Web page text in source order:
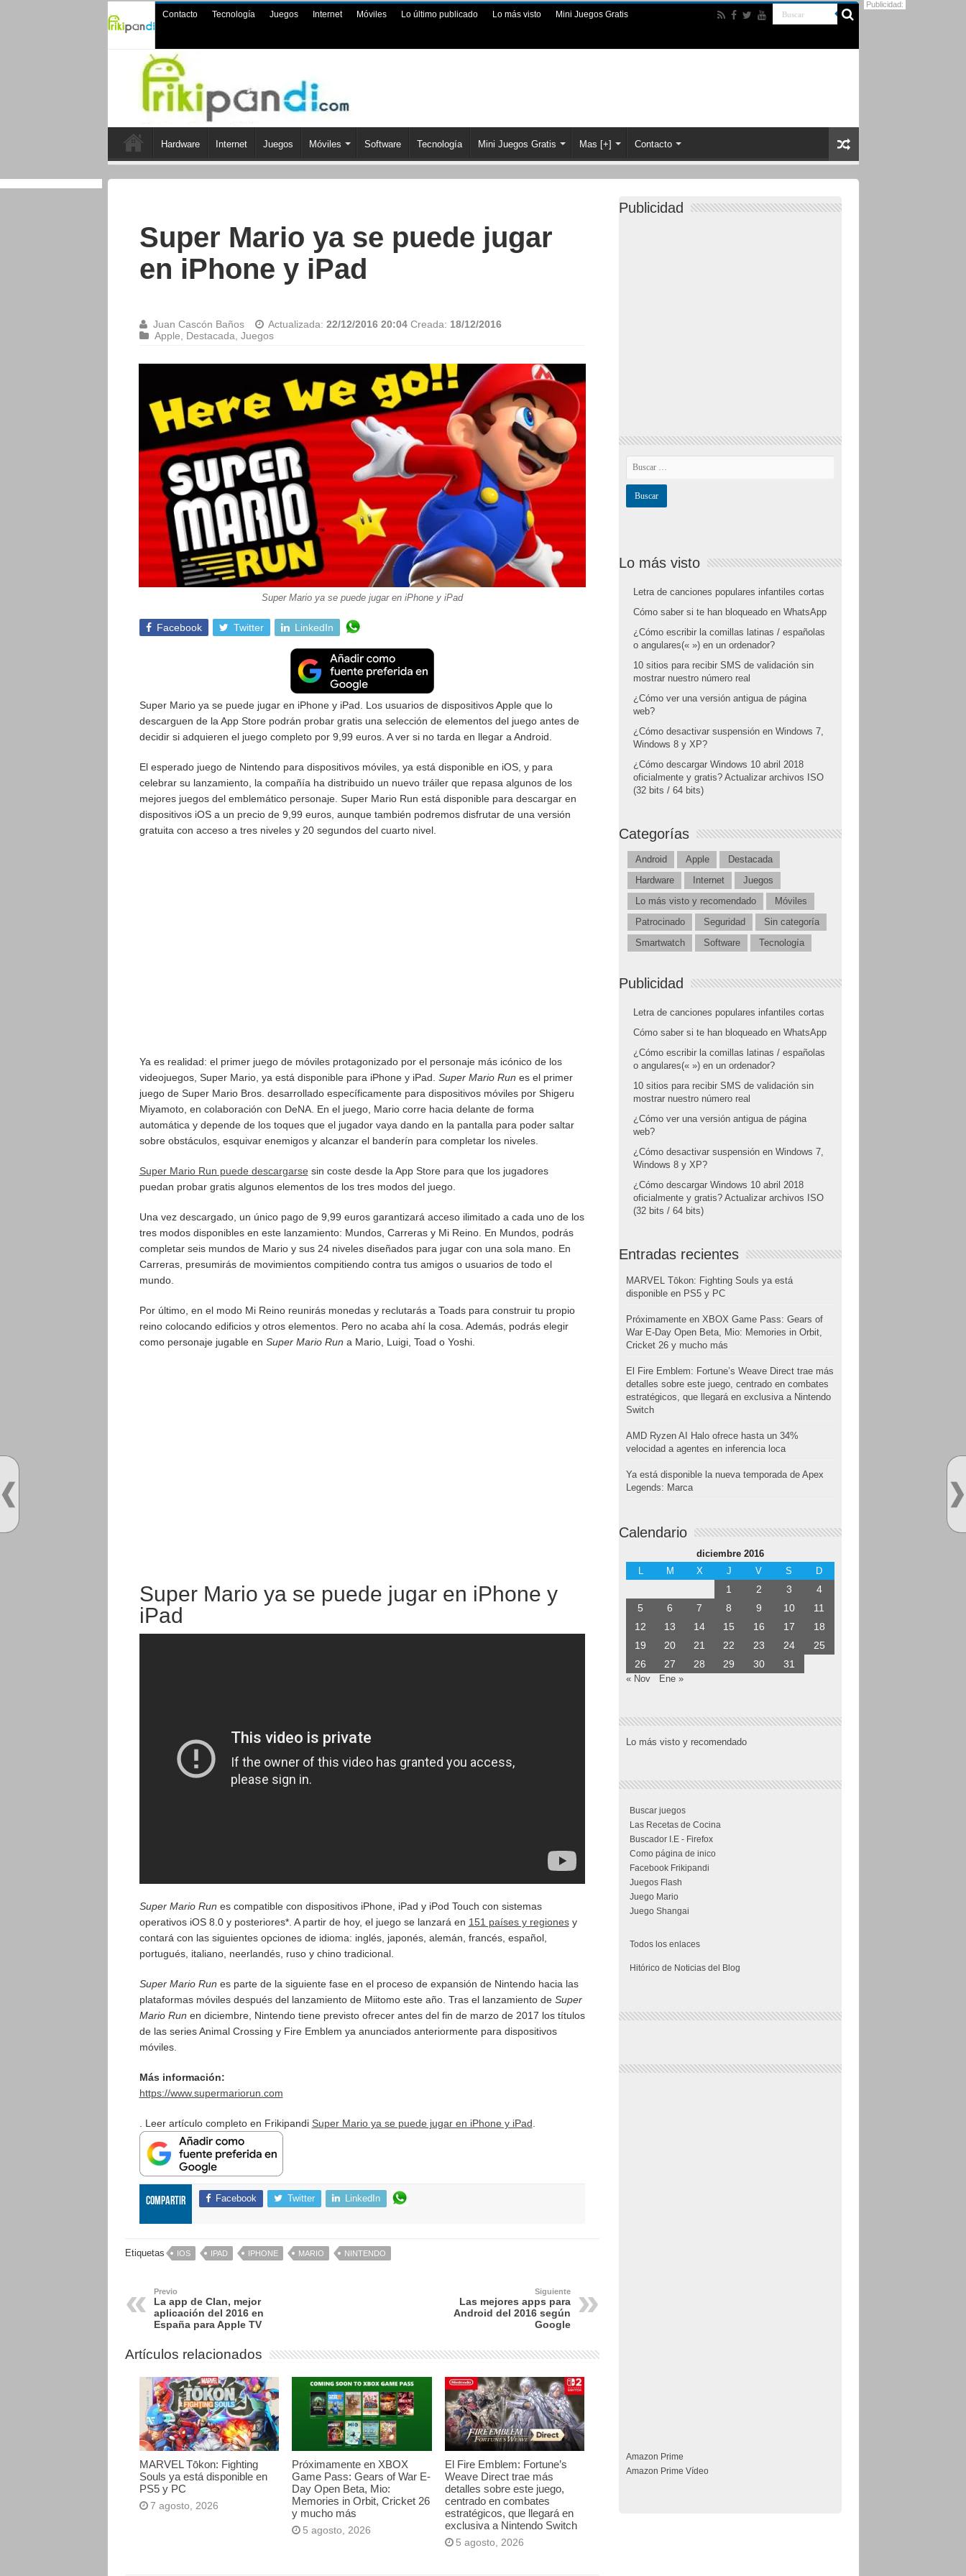
Contacto Tecnología Juegos Internet Móviles Lo último publicado Lo más visto Mini Juegos Gratis
Hardware Internet Juegos Móviles Software Tecnología Mini Juegos Gratis Mas [+] Contacto
Super Mario ya se puede jugar
en iPhone y iPad
Juan Cascón Baños Actualizada: 22/12/2016 20:04 Creada: 18/12/2016
Apple
Destacada Juegos
Super Mario ya se puede jugar en iPhone y iPad
Facebook Twitter LinkedIn
Super Mario ya se puede jugar en iPhone y iPad. Los usuarios de dispositivos Apple que lo
descarguen de la App Store podrán probar gratis una selección de elementos del juego antes de
decidir si adquieren el juego completo por 9,99 euros. A ver si no tarda en llegar a Android.
El esperado juego de Nintendo para dispositivos móviles, ya está disponible en iOS, y para
celebrar su lanzamiento, la compañía ha distribuido un nuevo tráiler que repasa algunos de los
mejores juegos del emblemático personaje. Super Mario Run está disponible para descargar en
dispositivos iOS a un precio de 9,99 euros, aunque también podremos disfrutar de una versión
gratuita con acceso a tres niveles y 20 segundos del cuarto nivel.
Ya es realidad: el primer juego de móviles protagonizado por el personaje más icónico de los
videojuegos, Super Mario, ya está disponible para iPhone y iPad. Super Mario Run es el primer
juego de Super Mario Bros. desarrollado específicamente para dispositivos móviles por Shigeru
Miyamoto, en colaboración con DeNA. En el juego, Mario corre hacia delante de forma
automática y depende de los toques que el jugador vaya dando en la pantalla para poder saltar
sobre obstáculos, esquivar enemigos y alcanzar el banderín para completar los niveles.
Super Mario Run puede descargarse sin coste desde la App Store para que los jugadores
puedan probar gratis algunos elementos de los tres modos del juego.
Una vez descargado, un único pago de 9,99 euros garantizará acceso ilimitado a cada uno de los
tres modos disponibles en este lanzamiento: Mundos, Carreras y Mi Reino. En Mundos, podrás
completar seis mundos de Mario y sus 24 niveles diseñados para jugar con una sola mano. En
Carreras, presumirás de movimientos compitiendo contra tus amigos o usuarios de todo el
mundo.
Por último, en el modo Mi Reino reunirás monedas y reclutarás a Toads para construir tu propio
reino colocando edificios y otros elementos. Pero no acaba ahí la cosa. Además, podrás elegir
como personaje jugable en Super Mario Run a Mario, Luigi, Toad o Yoshi.
Super Mario ya se puede jugar en iPhone y
iPad
Super Mario Run es compatible con dispositivos iPhone, iPad y iPod Touch con sistemas
operativos iOS 8.0 y posteriores*. A partir de hoy, el juego se lanzará en 151 países y regionesy
contará con las siguientes opciones de idioma: inglés, japonés, alemán, francés, español,
portugués, italiano, neerlandés, ruso y chino tradicional.
Super Mario Run es parte de la siguiente fase en el proceso de expansión de Nintendo hacia las
plataformas móviles después del lanzamiento de Miitomo este año. Tras el lanzamiento de Super
Mario Run en diciembre, Nintendo tiene previsto ofrecer antes del fin de marzo de 2017 los títulos
de las series Animal Crossing y Fire Emblem ya anunciados anteriormente para dispositivos
móviles.
Más información:
https://www.supermariorun.com
. Leer artículo completo en Frikipandi Super Mario ya se puede jugar en iPhone y iPad
Compartir Facebook Twitter LinkedIn
Etiquetas IOS IPAD IPHONE MARIO NINTENDO
Previo
La app de Clan, mejor
aplicación del 2016 en
España para Apple TV
Siguiente
Las mejores apps para
Android del 2016 según
Google
Artículos relacionados
MARVEL Tōkon: Fighting
Souls ya está disponible en
PS5 y PC
7 agosto, 2026
Próximamente en XBOX
Game Pass: Gears of War E-
Day Open Beta, Mio:
Memories in Orbit, Cricket 26
y mucho más
5 agosto, 2026
El Fire Emblem: Fortune’s
Weave Direct trae más
detalles sobre este juego,
centrado en combates
estratégicos, que llegará en
exclusiva a Nintendo Switch
5 agosto, 2026
Publicidad
Lo más visto
Letra de canciones populares infantiles cortas
Cómo saber si te han bloqueado en WhatsApp
¿Cómo escribir la comillas latinas / españolas
o angulares(« ») en un ordenador?
10 sitios para recibir SMS de validación sin
mostrar nuestro número real
¿Cómo ver una versión antigua de página
web?
¿Cómo desactivar suspensión en Windows 7,
Windows 8 y XP?
¿Cómo descargar Windows 10 abril 2018
oficialmente y gratis? Actualizar archivos ISO
(32 bits / 64 bits)
Categorías
Android Apple
Destacada
Hardware
Internet
Juegos
Lo más visto y recomendado
Móviles
Patrocinado
Seguridad
Sin categoría
Smartwatch
Software Tecnología
Publicidad
Letra de canciones populares infantiles cortas
Cómo saber si te han bloqueado en WhatsApp
¿Cómo escribir la comillas latinas / españolas
o angulares(« ») en un ordenador?
10 sitios para recibir SMS de validación sin
mostrar nuestro número real
¿Cómo ver una versión antigua de página
web?
¿Cómo desactivar suspensión en Windows 7,
Windows 8 y XP?
¿Cómo descargar Windows 10 abril 2018
oficialmente y gratis? Actualizar archivos ISO
(32 bits / 64 bits)
Entradas recientes
MARVEL Tōkon: Fighting Souls ya está
disponible en PS5 y PC
Próximamente en XBOX Game Pass: Gears of
War E-Day Open Beta, Mio: Memories in Orbit,
Cricket 26 y mucho más
El Fire Emblem: Fortune’s Weave Direct trae más
detalles sobre este juego, centrado en combates
estratégicos, que llegará en exclusiva a Nintendo
Switch
AMD Ryzen AI Halo ofrece hasta un 34%
velocidad a agentes en inferencia loca
Ya está disponible la nueva temporada de Apex
Legends: Marca
Calendario
diciembre 2016
L
M X J V S D
1 2 3
4
5
6 7 8 9 10
11
12
13 14 15 16 17
18
19
20 21 22 23 24
25
26
27 28 29 30 31
« Nov Ene »
Lo más visto y recomendado
Buscar juegos
Las Recetas de Cocina
Buscador I.E - Firefox
Como página de inico
Facebook Frikipandi
Juegos Flash
Juego Mario
Juego Shangai
Todos los enlaces
Hitórico de Noticias del Blog
Publicidad:
Amazon Prime
Amazon Prime Vídeo